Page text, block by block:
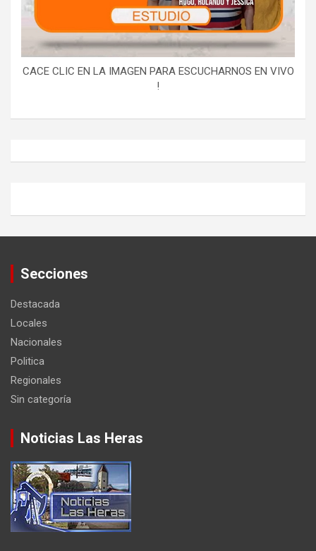
CACE CLIC EN LA IMAGEN PARA ESCUCHARNOS EN VIVO
!
Secciones
Destacada
Locales
Nacionales
Politica
Regionales
Sin categoría
Noticias Las Heras